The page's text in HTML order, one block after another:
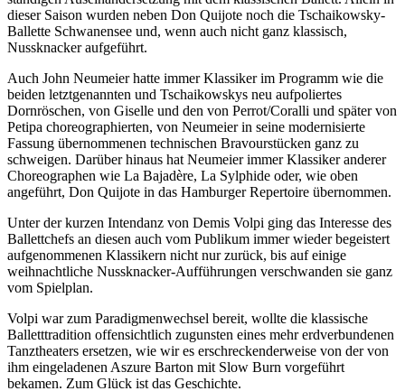
dieser Saison wurden neben Don Quijote noch die Tschaikowsky-
Ballette Schwanensee und, wenn auch nicht ganz klassisch,
Nussknacker aufgeführt.
Auch John Neumeier hatte immer Klassiker im Programm wie die
beiden letztgenannten und Tschaikowskys neu aufpoliertes
Dornröschen, von Giselle und den von Perrot/Coralli und später von
Petipa choreographierten, von Neumeier in seine modernisierte
Fassung übernommenen technischen Bravourstücken ganz zu
schweigen. Darüber hinaus hat Neumeier immer Klassiker anderer
Choreographen wie La Bajadère, La Sylphide oder, wie oben
angeführt, Don Quijote in das Hamburger Repertoire übernommen.
Unter der kurzen Intendanz von Demis Volpi ging das Interesse des
Ballettchefs an diesen auch vom Publikum immer wieder begeistert
aufgenommenen Klassikern nicht nur zurück, bis auf einige
weihnachtliche Nussknacker-Aufführungen verschwanden sie ganz
vom Spielplan.
Volpi war zum Paradigmenwechsel bereit, wollte die klassische
Balletttradition offensichtlich zugunsten eines mehr erdverbundenen
Tanztheaters ersetzen, wie wir es erschreckenderweise von der von
ihm eingeladenen Aszure Barton mit Slow Burn vorgeführt
bekamen. Zum Glück ist das Geschichte.